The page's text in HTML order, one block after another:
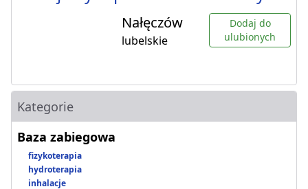
Nałęczów
lubelskie
Dodaj do
ulubionych
Kategorie
Baza zabiegowa
fizykoterapia
hydroterapia
inhalacje